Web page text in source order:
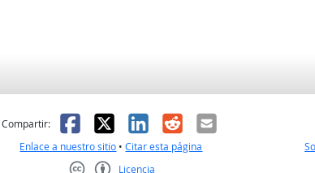
Compartir: Facebook
X LinkedIn
RedditCorreo
Enlace a nuestro sitio •Citar esta página
Licencia